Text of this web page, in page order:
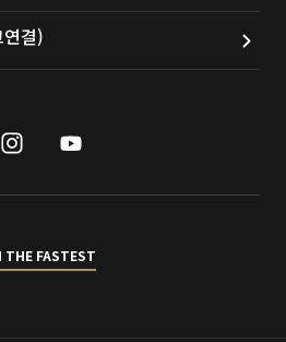
결)
instagram
youtube
FASTEST